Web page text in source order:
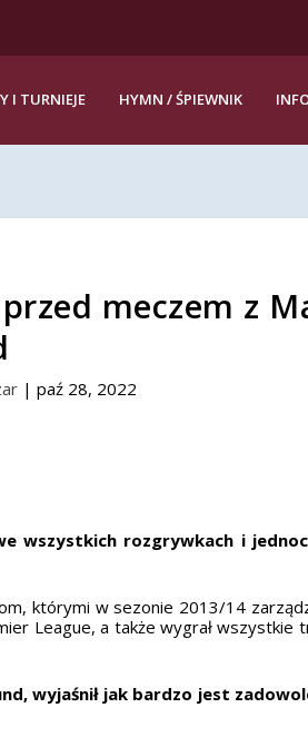
I TURNIEJE HYMN / ŚPIEWNIK
meczem z
| paź 28, 2022
wszystkich rozgrywkach i
którymi w sezonie 2013/14
League, a także wygrał
wyjaśnił jak bardzo jest